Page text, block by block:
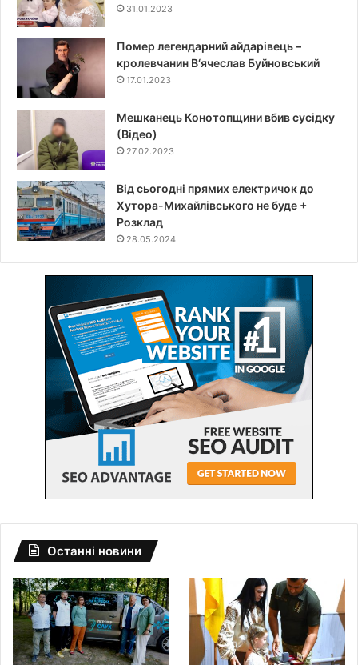
31.01.2023
Помер легендарний айдарівець –
кролевчанин В‘ячеслав Буйновський
17.01.2023
Мешканець Конотопщини вбив сусідку
(Відео)
27.02.2023
Від сьогодні прямих електричок до
Хутора-Михайлівського не буде +
Розклад
28.05.2024
Останні новини